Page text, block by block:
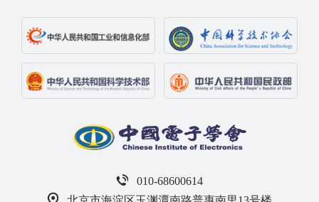
010-68600614